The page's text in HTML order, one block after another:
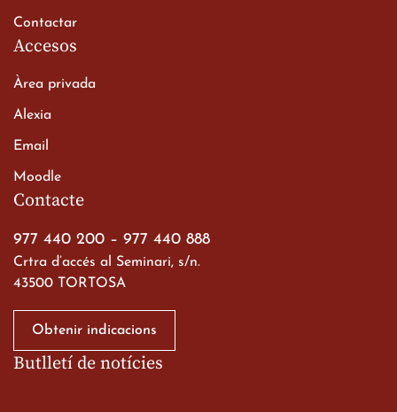
Contacte
977 440 200 – 977 440 888
Crtra d’accés al Seminari, s/n.
43500 TORTOSA
Obtenir indicacions
Contactar
Accesos
Àrea privada
Alexia
Email
Moodle
Butlletí de notícies